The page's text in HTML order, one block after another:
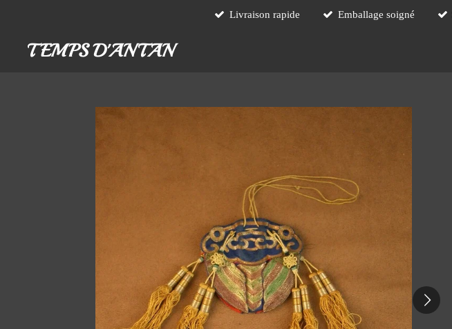
contenu
Livraison rapide Emballage soigné
TEMPS D'ANTAN